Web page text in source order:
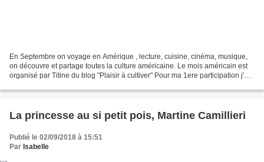
En Septembre on voyage en Amérique , lecture, cuisine, cinéma, musique,
on découvre et partage toutes la culture américaine. Le mois américain est
organisé par Titine du blog "Plaisir à cultiver" Pour ma 1ere participation j'ai
La princesse au si petit pois, Martine Camillieri
Publié le 02/09/2018 à 15:51
Par Isabelle